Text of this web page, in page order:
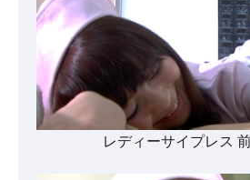
レディーサイプレス